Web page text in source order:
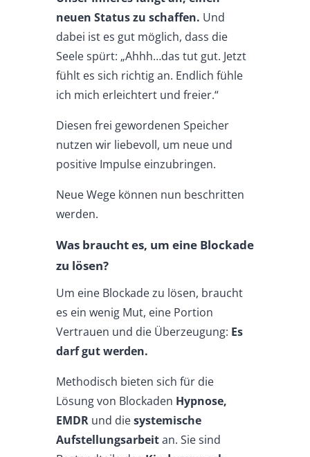
neuen Status zu schaffen. Und
dabei ist es gut möglich, dass die
Seele spürt: „Ahhh…das tut gut. Jetzt
fühlt es sich richtig an. Endlich fühle
ich mich erleichtert und freier.“
Diesen frei gewordenen Speicher
nutzen wir liebevoll, um neue und
positive Impulse einzubringen.
Neue Wege können nun beschritten
werden.
Was braucht es, um eine Blockade
zu lösen?
Um eine Blockade zu lösen, braucht
es ein wenig Mut, eine Portion
Vertrauen und die Überzeugung: Es
darf gut werden.
Methodisch bieten sich für die
Lösung von Blockaden Hypnose,
EMDRund diesystemische
Aufstellungsarbeitan. Sie sind